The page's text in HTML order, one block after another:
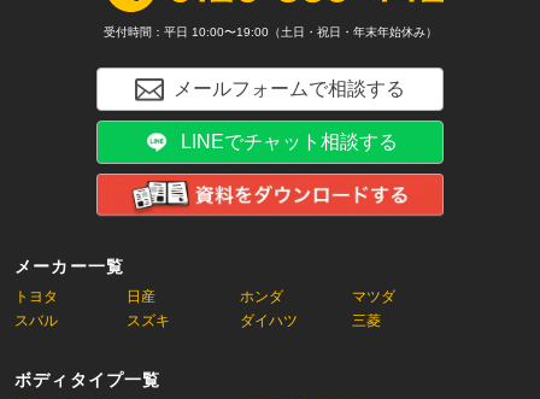
メーカー一覧
トヨタ 日産 ホンダ
マツダ
スバル
スズキ ダイハツ 三菱
ボディタイプ一覧
受付時間：平日 10:00〜19:00（土日・祝日・年末年始休み）
メールフォームで相談する
LINEでチャット相談する